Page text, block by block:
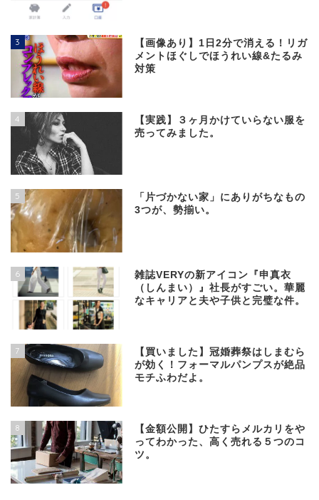
3
【画像あり】1日2分で消える！リガ
メントほぐしでほうれい線&たるみ
対策
4
【実践】３ヶ月かけていらない服を
売ってみました。
5
「片づかない家」にありがちなもの
3つが、勢揃い。
6
雑誌VERYの新アイコン『申真衣
（しんまい）』社長がすごい。華麗
なキャリアと夫や子供と完璧な件。
7
【買いました】冠婚葬祭はしまむら
が効く！フォーマルパンプスが絶品
モチふわだよ。
8
【金額公開】ひたすらメルカリをや
ってわかった、高く売れる５つのコ
ツ。